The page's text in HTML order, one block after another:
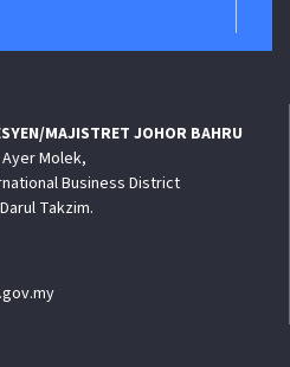
MAJISTRET JOHOR BAHRU
Molek,
Business District
Takzim.